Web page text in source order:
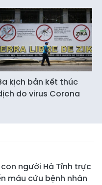
kịch bản kết thúc
do virus Corona
người Hà Tĩnh trực
máu cứu bệnh nhân